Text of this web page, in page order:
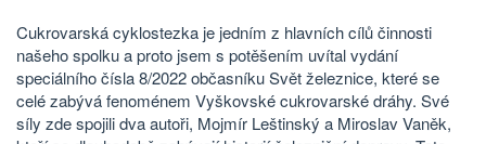
Cukrovarská cyklostezka je jedním z hlavních cílů činnosti
našeho spolku a proto jsem s potěšením uvítal vydání
speciálního čísla 8/2022 občasníku Svět železnice, které se
celé zabývá fenoménem Vyškovské cukrovarské dráhy. Své
síly zde spojili dva autoři, Mojmír Leštinský a Miroslav Vaněk,